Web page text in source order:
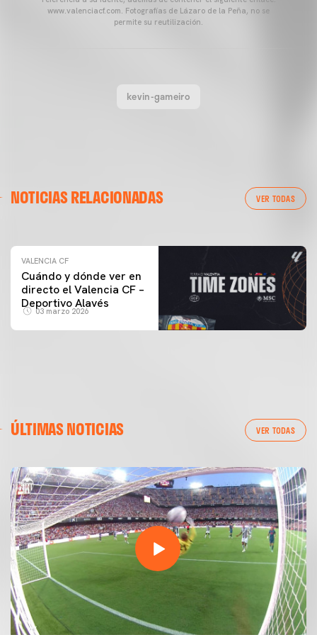
www.valenciacf.com. Fotografías de Lázaro de la Peña, no se
permite su reutilización.
kevin-gameiro
NOTICIAS RELACIONADAS VER TODAS
ENTRENAMIENTO DEL VALENCIA CF 04/03/26
VALENCIA CF
Cuándo y dónde ver en
directo el Valencia CF –
Deportivo Alavés
03 marzo 2026
ÚLTIMAS NOTICIAS VER TODAS
PRIMER EQUIPO